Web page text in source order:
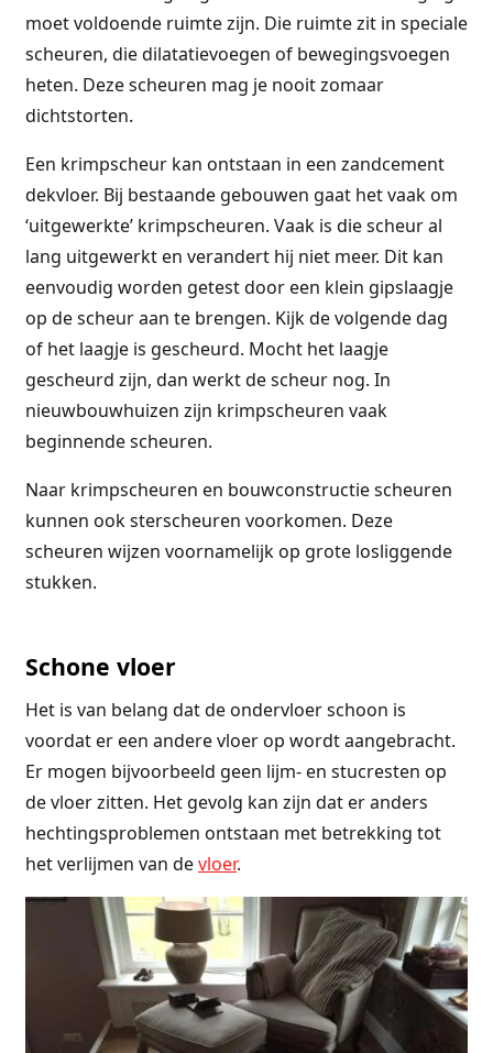
moet voldoende ruimte zijn. Die ruimte zit in speciale
scheuren, die dilatatievoegen of bewegingsvoegen
heten. Deze scheuren mag je nooit zomaar
dichtstorten.
Een krimpscheur kan ontstaan in een zandcement
dekvloer. Bij bestaande gebouwen gaat het vaak om
‘uitgewerkte’ krimpscheuren. Vaak is die scheur al
lang uitgewerkt en verandert hij niet meer. Dit kan
eenvoudig worden getest door een klein gipslaagje
op de scheur aan te brengen. Kijk de volgende dag
of het laagje is gescheurd. Mocht het laagje
gescheurd zijn, dan werkt de scheur nog. In
nieuwbouwhuizen zijn krimpscheuren vaak
beginnende scheuren.
Naar krimpscheuren en bouwconstructie scheuren
kunnen ook sterscheuren voorkomen. Deze
scheuren wijzen voornamelijk op grote losliggende
stukken.
Schone vloer
Het is van belang dat de ondervloer schoon is
voordat er een andere vloer op wordt aangebracht.
Er mogen bijvoorbeeld geen lijm- en stucresten op
de vloer zitten. Het gevolg kan zijn dat er anders
hechtingsproblemen ontstaan met betrekking tot
het verlijmen van devloer.